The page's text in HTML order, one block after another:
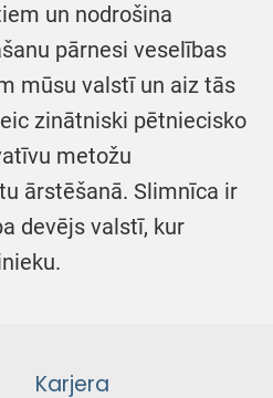
un nodrošina
pārnesi veselības
mūsu valstī un aiz tās
zinātniski pētniecisko
metožu
ārstēšanā. Slimnīca ir
devējs valstī, kur
Karjera